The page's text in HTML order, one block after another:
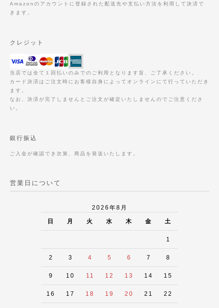
Amazonのアカウントに登録された配送先や支払い方法を利用して決済で
きます。
クレジット
当店では全て１回払いのみでのご利用となります旨、ご了承ください。
カード決済はご注文時にお客様自身によってオンラインにて行っていただき
ます。
なお、決済が完了しませんとご注文が確定いたしませんのでご注意くださ
い。
銀行振込
ご入金が確認でき次第、商品を発送いたします。
営業日について
2026年8月
日 月 火 水 木 金 土
1
2 3 4 5 6 7 8
9 10 11 12 13 14 15
16 17 18 19 20 21 22